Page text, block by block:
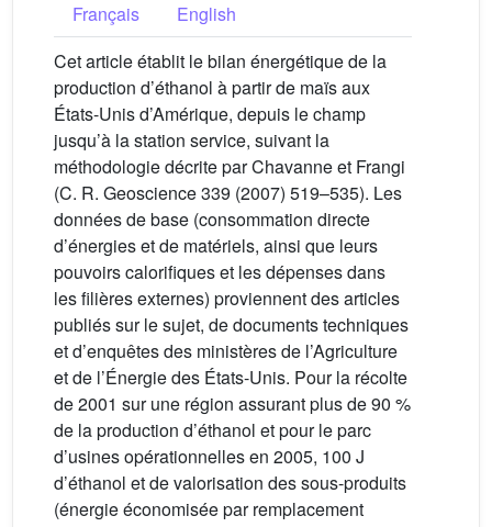
Français
English
Cet article établit le bilan énergétique de la
production d’éthanol à partir de maïs aux
États-Unis d’Amérique, depuis le champ
jusqu’à la station service, suivant la
méthodologie décrite par Chavanne et Frangi
(C. R. Geoscience 339 (2007) 519–535). Les
données de base (consommation directe
d’énergies et de matériels, ainsi que leurs
pouvoirs calorifiques et les dépenses dans
les filières externes) proviennent des articles
publiés sur le sujet, de documents techniques
et d’enquêtes des ministères de l’Agriculture
et de l’Énergie des États-Unis. Pour la récolte
de 2001 sur une région assurant plus de 90 %
de la production d’éthanol et pour le parc
d’usines opérationnelles en 2005, 100 J
d’éthanol et de valorisation des sous-produits
(énergie économisée par remplacement